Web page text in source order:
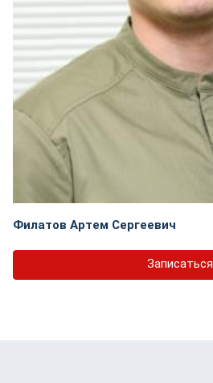
Филатов Артем Сергеевич
Записаться